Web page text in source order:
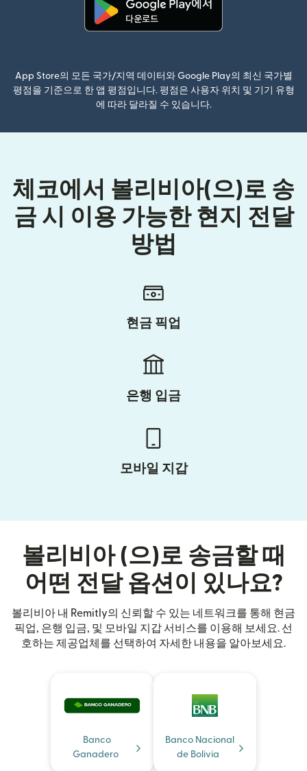
App Store의 모든 국가/지역 데이터와 Google Play의 최신 국가별
평점을 기준으로 한 앱 평점입니다. 평점은 사용자 위치 및 기기 유형
에 따라 달라질 수 있습니다.
체코에서 볼리비아(으)로 송
금 시 이용 가능한 현지 전달
방법
현금 픽업
은행 입금
모바일 지갑
볼리비아 (으)로 송금할 때
어떤 전달 옵션이 있나요?
볼리비아 내 Remitly의 신뢰할 수 있는 네트워크를 통해 현금
픽업, 은행 입금, 및 모바일 지갑 서비스를 이용해 보세요. 선
호하는 제공업체를 선택하여 자세한 내용을 알아보세요.
Banco
Ganadero
Banco Nacional
de Bolivia